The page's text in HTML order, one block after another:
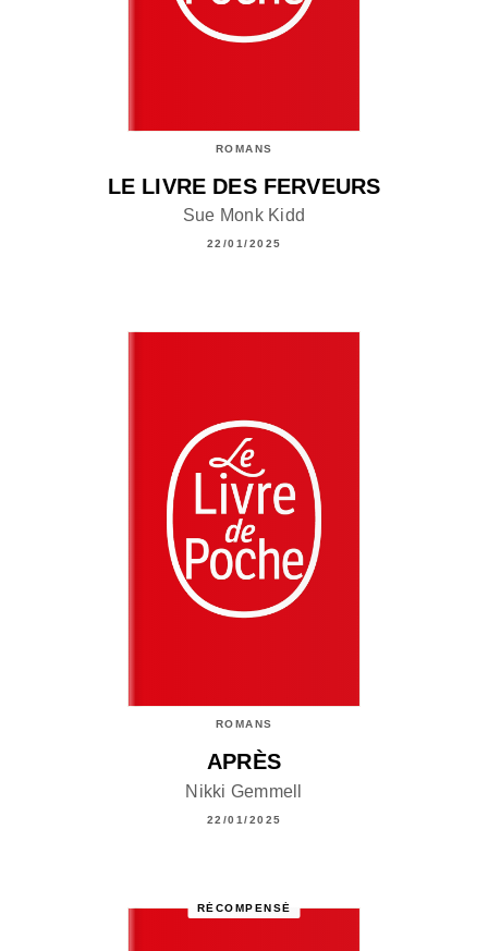
ROMANS
LE LIVRE DES FERVEURS
Sue Monk Kidd
22/01/2025
ROMANS
APRÈS
Nikki Gemmell
22/01/2025
RÉCOMPENSÉ